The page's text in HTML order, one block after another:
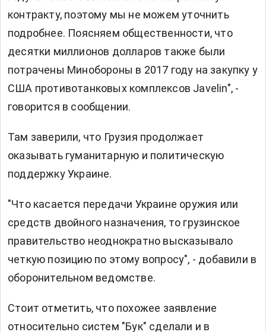
контракту, поэтому мы не можем уточнить
подробнее. Поясняем общественности, что
десятки миллионов долларов также были
потрачены Минобороны в 2017 году на закупку у
США противотанковых комплексов Javelin", -
говорится в сообщении.
Там заверили, что Грузия продолжает
оказывать гуманитарную и политическую
поддержку Украине.
"Что касается передачи Украине оружия или
средств двойного назначения, то грузинское
правительство неоднократно высказывало
четкую позицию по этому вопросу", - добавили в
оборонительном ведомстве.
Стоит отметить, что похожее заявление
относительно систем "Бук" сделали и в